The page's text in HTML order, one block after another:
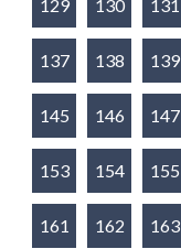
129 130 131
137 138 139
145 146 147
153 154 155
161 162 163